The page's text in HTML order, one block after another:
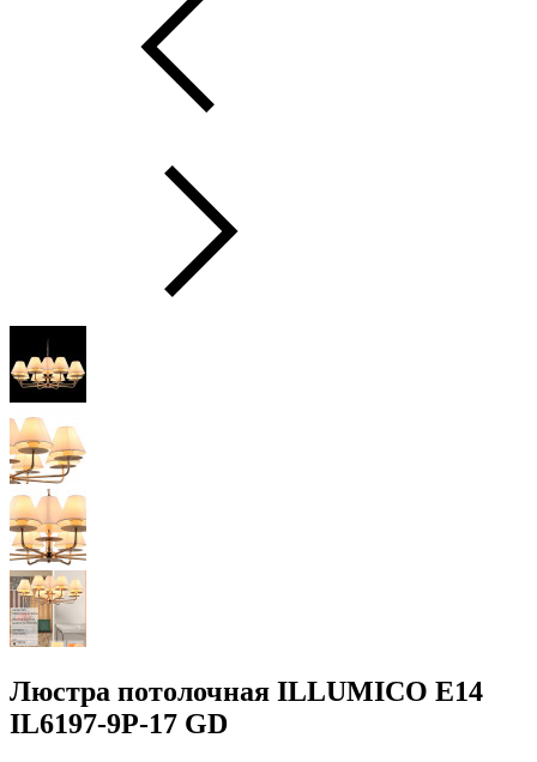
Люстра потолочная ILLUMICO E14
IL6197-9P-17 GD